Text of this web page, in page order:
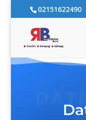
02151622490